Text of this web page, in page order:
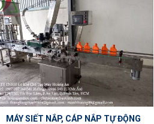
MÁY SIẾT NẮP, CÁP NẮP TỰ ĐỘNG